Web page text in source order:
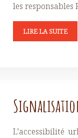
les responsables
LIRE LA SUITE
L’accessibilité